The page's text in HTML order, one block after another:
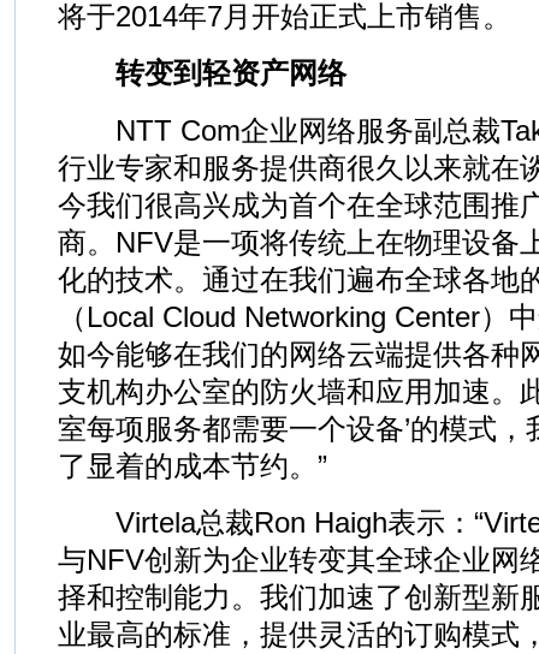
将于2014年7月开始正式上市销售。
转变到轻资产网络
NTT Com企业网络服务副总裁
行业专家和服务提供商很久以来就在
今我们很高兴成为首个在全球范围推
商。NFV是一项将传统上在物理设备
化的技术。通过在我们遍布全球各地
（Local Cloud Networking Center）
如今能够在我们的网络云端提供各种
支机构办公室的防火墙和应用加速。
室每项服务都需要一个设备’的模式
了显着的成本节约。”
Virtela总裁Ron Haigh表示：
与NFV创新为企业转变其全球企业网
择和控制能力。我们加速了创新型新
业最高的标准，提供灵活的订购模式